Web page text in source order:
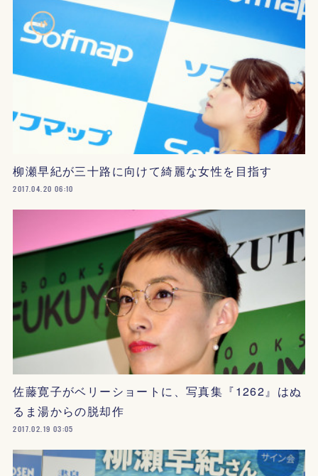
柳瀬早紀が三十路に向けて綺麗な女性を目指す
2017.04.20 06:10
佐藤寛子がベリーショートに、写真集『1262』はぬ
るま湯からの脱却作
2017.02.19 03:05